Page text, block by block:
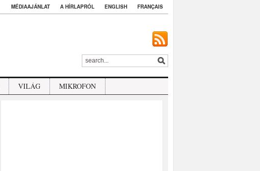
MÉDIAAJÁNLAT A HÍRLAPRÓL ENGLISH FRANÇAIS
VILÁG MIKROFON